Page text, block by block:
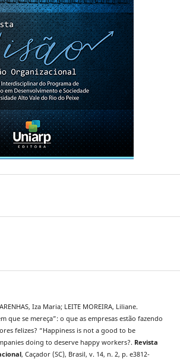
Iza Maria; LEITE MOREIRA, Liliane.
que se mereça”: o que as empresas estão fazendo
felizes? “Happiness is not a good to be
doing to deserve happy workers?. Revista
, Caçador (SC), Brasil, v. 14, n. 2, p. e3812-